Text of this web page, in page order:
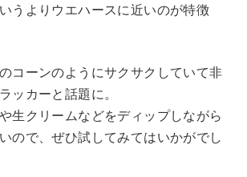
うよりウエハースに近いのが特徴
コーンのようにサクサクしていて非
ッカーと話題に。
生クリームなどをディップしながら
ので、ぜひ試してみてはいかがでし